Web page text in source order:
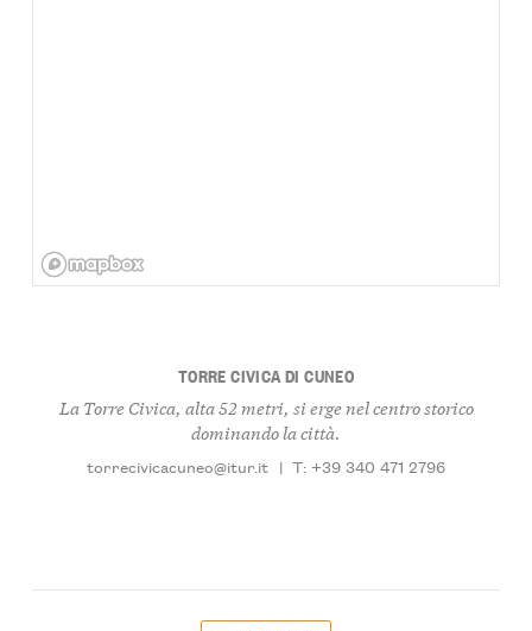
TORRE CIVICA DI CUNEO
La Torre Civica, alta 52 metri, si erge nel centro storico
dominando la città.
torrecivicacuneo@itur.it | T: +39 340 471 2796